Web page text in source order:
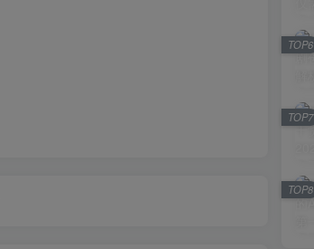
TOP6
TOP7
TOP8